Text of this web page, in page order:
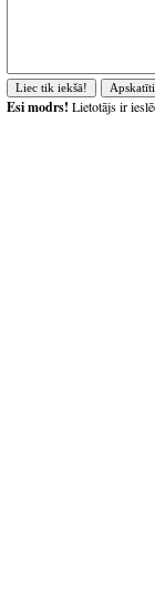
Esi modrs! Lietotājs ir